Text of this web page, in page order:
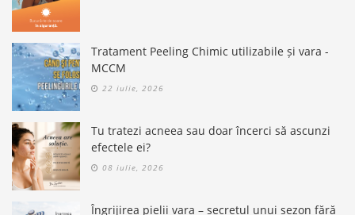
Tratament Peeling Chimic utilizabile și vara -
MCCM
22 iulie, 2026
Tu tratezi acneea sau doar încerci să ascunzi
efectele ei?
08 iulie, 2026
Îngrijirea pielii vara – secretul unui sezon fără